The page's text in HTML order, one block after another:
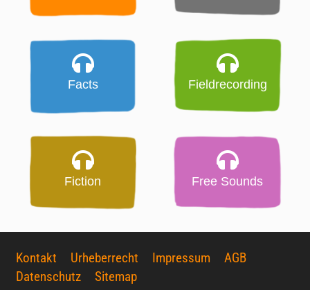
Facts Fieldrecording
Fiction Free Sounds
Kontakt Urheberrecht Impressum
AGB
Datenschutz
Sitemap